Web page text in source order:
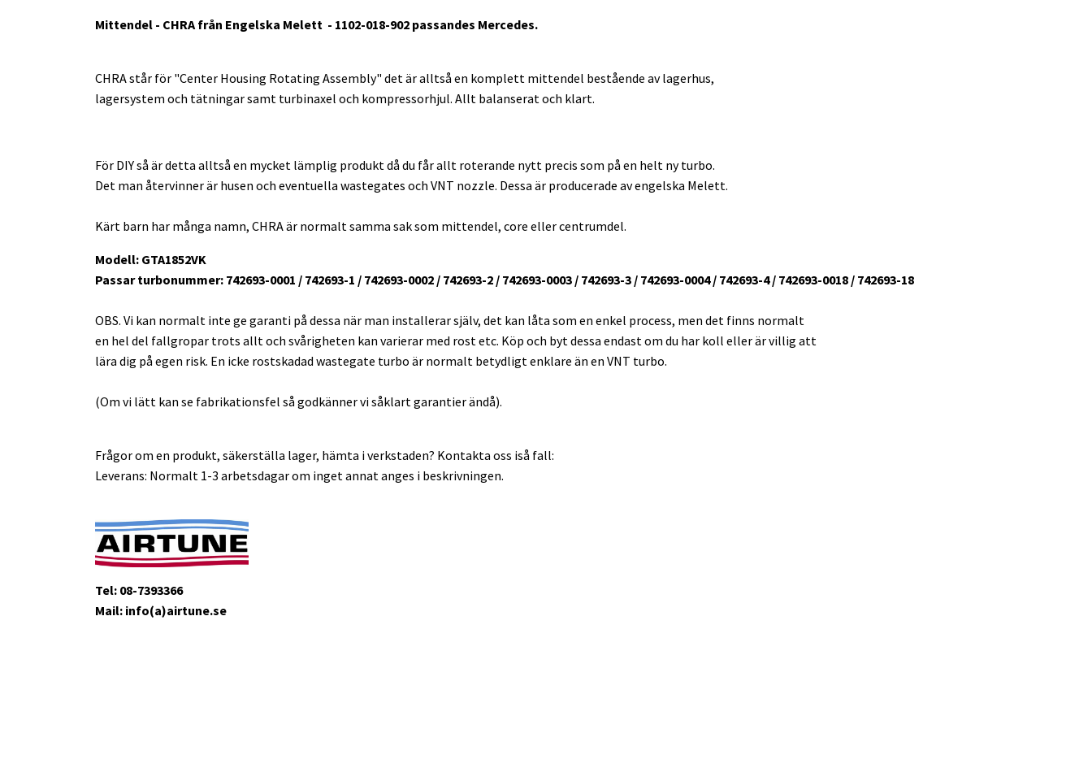
Mittendel - CHRA från Engelska Melett - 1102-018-902 passandes Mercedes.
CHRA står för "Center Housing Rotating Assembly" det är alltså en komplett mittendel bestående av lagerhus,
lagersystem och tätningar samt turbinaxel och kompressorhjul. Allt balanserat och klart.
För DIY så är detta alltså en mycket lämplig produkt då du får allt roterande nytt precis som på en helt ny turbo.
Det man återvinner är husen och eventuella wastegates och VNT nozzle. Dessa är producerade av engelska Melett.
Kärt barn har många namn, CHRA är normalt samma sak som mittendel, core eller centrumdel.
Modell: GTA1852VK
Passar turbonummer: 742693-0001 / 742693-1 / 742693-0002 / 742693-2 / 742693-0003 / 742693-3 / 742693-0004 / 742693-4 / 742693-0018 / 742693-18
OBS. Vi kan normalt inte ge garanti på dessa när man installerar själv, det kan låta som en enkel process, men det finns normalt
en hel del fallgropar trots allt och svårigheten kan varierar med rost etc. Köp och byt dessa endast om du har koll eller är villig att
lära dig på egen risk. En icke rostskadad wastegate turbo är normalt betydligt enklare än en VNT turbo.
(Om vi lätt kan se fabrikationsfel så godkänner vi såklart garantier ändå).
Frågor om en produkt, säkerställa lager, hämta i verkstaden? Kontakta oss iså fall:
Leverans: Normalt 1-3 arbetsdagar om inget annat anges i beskrivningen.
Tel: 08-7393366
Mail: info(a)airtune.se